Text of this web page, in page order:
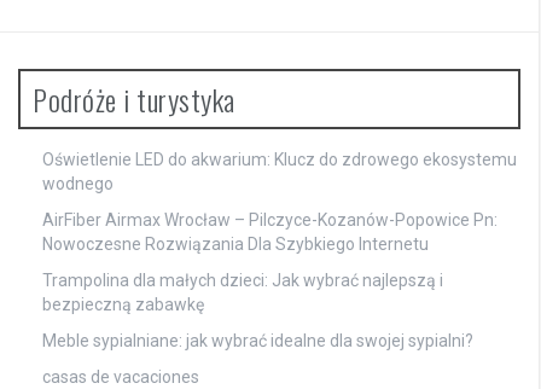
Podróże i turystyka
Oświetlenie LED do akwarium: Klucz do zdrowego ekosystemu
wodnego
AirFiber Airmax Wrocław – Pilczyce-Kozanów-Popowice Pn:
Nowoczesne Rozwiązania Dla Szybkiego Internetu
Trampolina dla małych dzieci: Jak wybrać najlepszą i
bezpieczną zabawkę
Meble sypialniane: jak wybrać idealne dla swojej sypialni?
casas de vacaciones